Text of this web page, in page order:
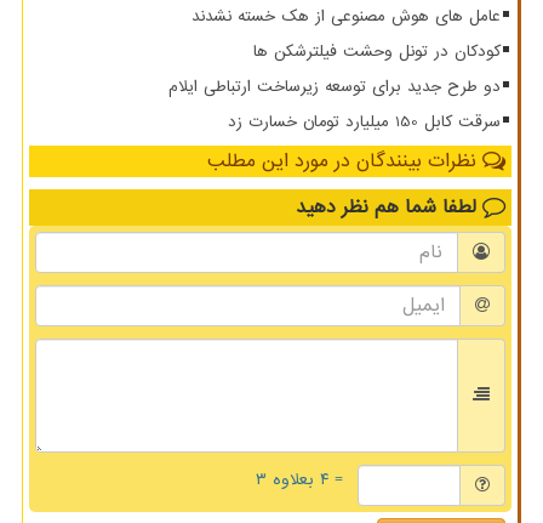
عامل های هوش مصنوعی از هک خسته نشدند
کودکان در تونل وحشت فیلترشکن ها
دو طرح جدید برای توسعه زیرساخت ارتباطی ایلام
سرقت کابل 150 میلیارد تومان خسارت زد
نظرات بینندگان در مورد این مطلب
لطفا شما هم نظر دهید
= ۴ بعلاوه ۳